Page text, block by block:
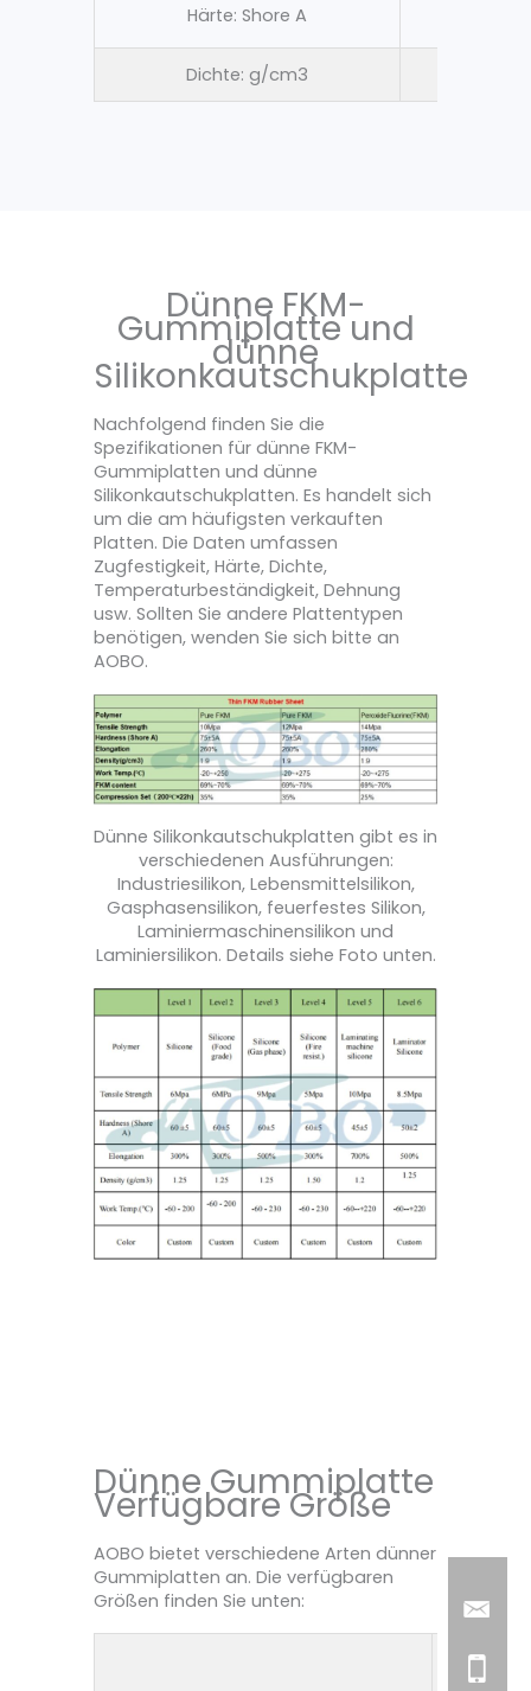
Härte: Shore A
Dichte: g/cm3
Dünne FKM-
Gummiplatte und
dünne
Silikonkautschukplatte
Nachfolgend finden Sie die
Spezifikationen für dünne FKM-
Gummiplatten und dünne
Silikonkautschukplatten. Es handelt sich
um die am häufigsten verkauften
Platten. Die Daten umfassen
Zugfestigkeit, Härte, Dichte,
Temperaturbeständigkeit, Dehnung
usw. Sollten Sie andere Plattentypen
benötigen, wenden Sie sich bitte an
AOBO.
Dünne Silikonkautschukplatten gibt es in
verschiedenen Ausführungen:
Industriesilikon, Lebensmittelsilikon,
Gasphasensilikon, feuerfestes Silikon,
Laminiermaschinensilikon und
Laminiersilikon. Details siehe Foto unten.
Dünne Gummiplatte
Verfügbare Größe
AOBO bietet verschiedene Arten dünner
Gummiplatten an. Die verfügbaren
Größen finden Sie unten:
Dicke